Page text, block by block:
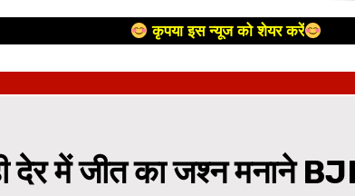
कृपया इस न्यूज को शेयर करें
में जीत का जश्न मनाने